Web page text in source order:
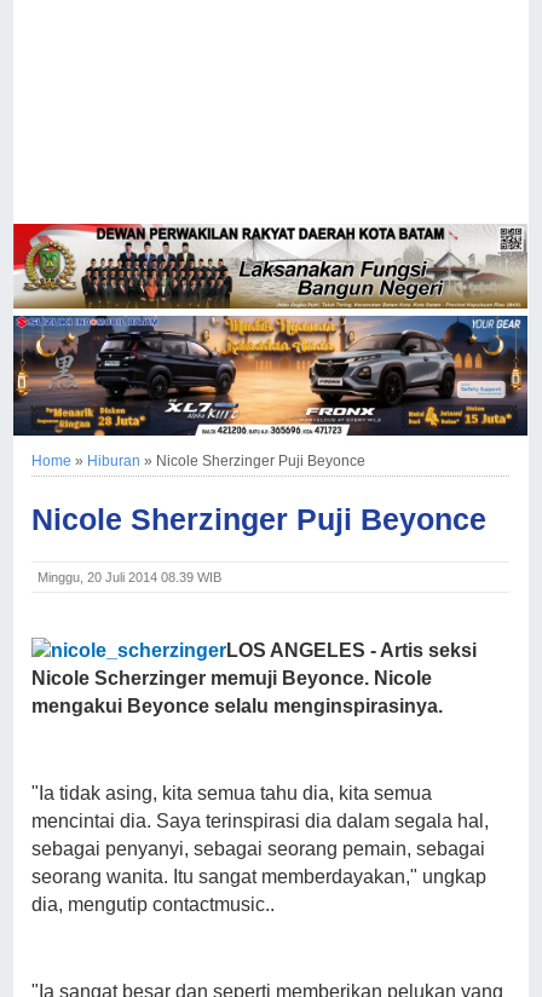
Home » Hiburan » Nicole Sherzinger Puji Beyonce
Nicole Sherzinger Puji Beyonce
Minggu, 20 Juli 2014 08.39 WIB
LOS ANGELES - Artis seksi
Nicole Scherzinger memuji Beyonce. Nicole
mengakui Beyonce selalu menginspirasinya.
"Ia tidak asing, kita semua tahu dia, kita semua
mencintai dia. Saya terinspirasi dia dalam segala hal,
sebagai penyanyi, sebagai seorang pemain, sebagai
seorang wanita. Itu sangat memberdayakan," ungkap
dia, mengutip contactmusic..
"Ia sangat besar dan seperti memberikan pelukan yang